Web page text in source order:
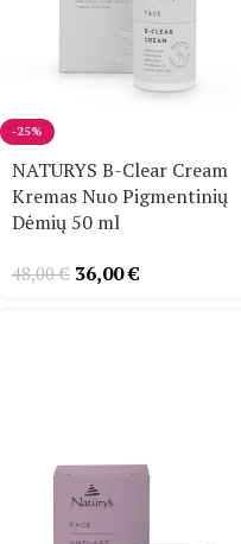
-25%
NATURYS B-Clear Cream
Kremas Nuo Pigmentinių
Dėmių 50 ml
48,00€ 36,00€